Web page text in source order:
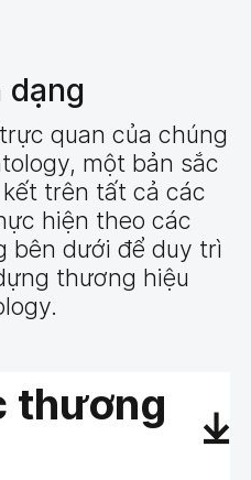
dạng
quan của chúng
một bản sắc
trên tất cả các
hiện theo các
bên dưới để duy trì
thương hiệu
thương